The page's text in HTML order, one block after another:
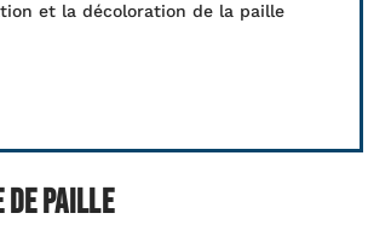
et la décoloration de la paille
de paille